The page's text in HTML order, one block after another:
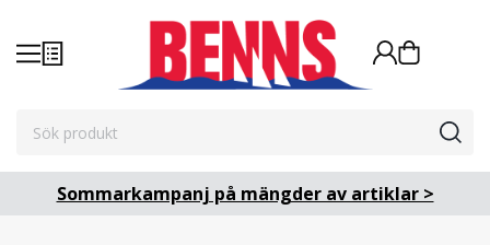
Sommarkampanj på mängder av artiklar >